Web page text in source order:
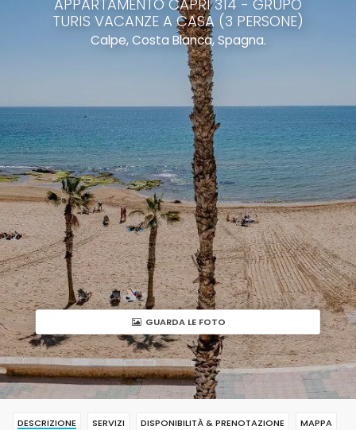
APPARTAMENTO CAPRI 314 - GRUPO
TURIS VACANZE A CASA (3 PERSONE)
Calpe, Costa Blanca, Spagna.
GUARDA LE FOTO
DESCRIZIONE SERVIZI DISPONIBILITÀ & PRENOTAZIONE MAPPA